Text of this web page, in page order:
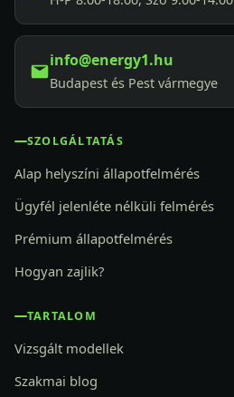
info@energy1.hu
Budapest és Pest vármegye
SZOLGÁLTATÁS
Alap helyszíni állapotfelmérés
Ügyfél jelenléte nélküli felmérés
Prémium állapotfelmérés
Hogyan zajlik?
TARTALOM
Vizsgált modellek
Szakmai blog